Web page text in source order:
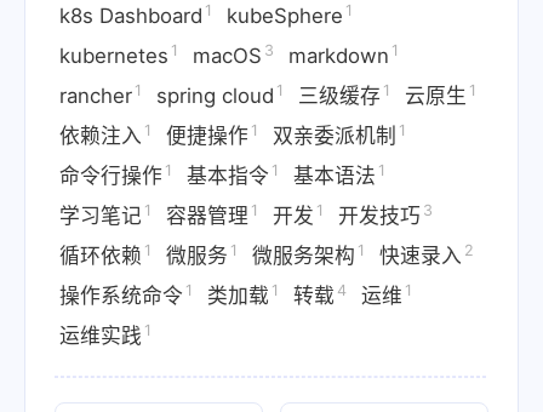
k8s Dashboard 1 kubeSphere 1
kubernetes 1 macOS 3 markdown 1
rancher 1 spring cloud 1 三级缓存 1 云原生 1
依赖注入 1 便捷操作 1 双亲委派机制 1
命令行操作 1 基本指令 1 基本语法 1
学习笔记 1 容器管理 1 开发 1 开发技巧 3
循环依赖 1 微服务 1 微服务架构 1 快速录入 2
操作系统命令 1 类加载 1 转载 4 运维 1
运维实践 1